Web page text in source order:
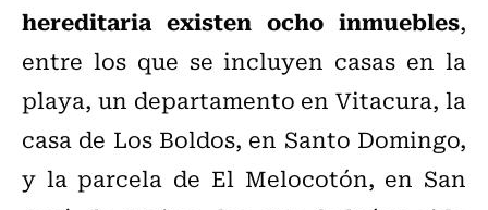
hereditaria existen ocho inmuebles,
entre los que se incluyen casas en la
playa, un departamento en Vitacura, la
casa de Los Boldos, en Santo Domingo,
y la parcela de El Melocotón, en San